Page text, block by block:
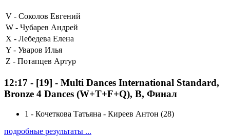
V - Соколов Евгений
W - Чубарев Андрей
X - Лебедева Елена
Y - Уваров Илья
Z - Потапцев Артур
12:17 - [19] - Multi Dances International Standard,
Bronze 4 Dances (W+T+F+Q), B, Финал
1 - Кочеткова Татьяна - Киреев Антон (28)
подробные результаты ...